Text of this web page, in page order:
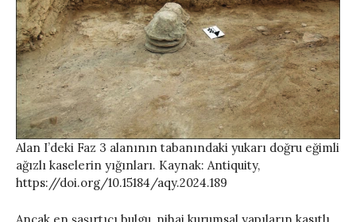
Alan I’deki Faz 3 alanının tabanındaki yukarı doğru eğimli
ağızlı kaselerin yığınları. Kaynak: Antiquity,
https://doi.org/10.15184/aqy.2024.189